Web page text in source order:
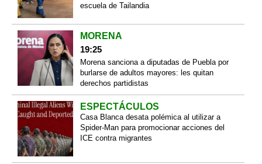
escuela de Tailandia
MORENA
19:25
Morena sanciona a diputadas de Puebla por
burlarse de adultos mayores: les quitan
derechos partidistas
ESPECTÁCULOS
Casa Blanca desata polémica al utilizar a
Spider-Man para promocionar acciones del
ICE contra migrantes